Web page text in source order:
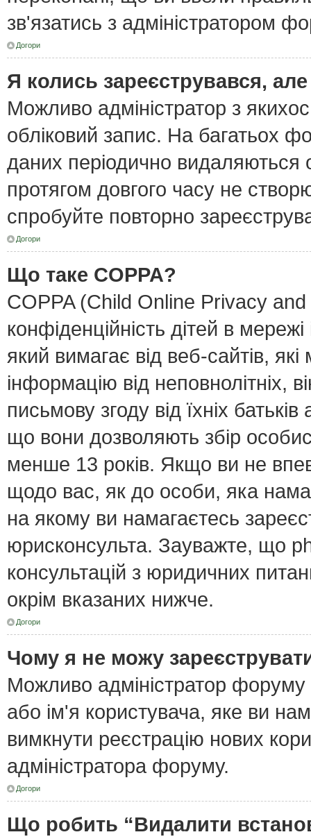
зв'язатись з адміністратором
Догори
Я колись зареєструвався,
Можливо адміністратор з
обліковий запис. На багатьох
даних періодично видаляються
протягом довгого часу не
спробуйте повторно
Догори
Що таке COPPA?
COPPA (Child Online Privacy
конфіденційність дітей в
який вимагає від веб-сайтів,
інформацію від неповнолітніх,
письмову згоду від їхніх
що вони дозволяють збір
менше 13 років. Якщо ви не
щодо вас, як до особи, яка
на якому ви намагаєтесь
юрисконсульта. Зауважте, що
консультацій з юридичних
окрім вказаних нижче.
Догори
Чому я не можу
Можливо адміністратор
або ім'я користувача, яке ви
вимкнути реєстрацію нових
адміністратора форуму.
Догори
Що робить “Видалити